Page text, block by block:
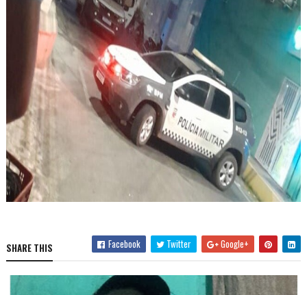
SHARE THIS Facebook Twitter Google+